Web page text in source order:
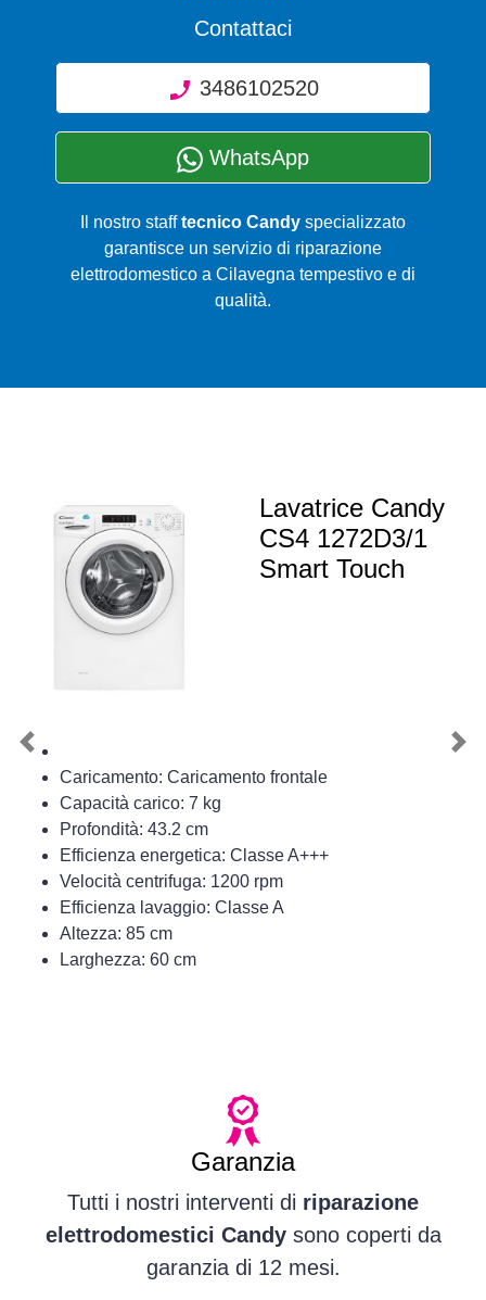
Contattaci
3486102520
WhatsApp
Il nostro stafftecnico Candy specializzato
garantisce un servizio di riparazione
elettrodomestico a Cilavegna tempestivo e di
qualità.
Lavatrice Candy
CS4 1272D3/1
Smart Touch
Caricamento: Caricamento frontale
Capacità carico: 7 kg
Profondità: 43.2 cm
Efficienza energetica: Classe A+++
Velocità centrifuga: 1200 rpm
Efficienza lavaggio: Classe A
Altezza: 85 cm
Larghezza: 60 cm
Previous
Garanzia
Tutti i nostri interventi di riparazione
elettrodomestici Candysono coperti da
garanzia di 12 mesi.